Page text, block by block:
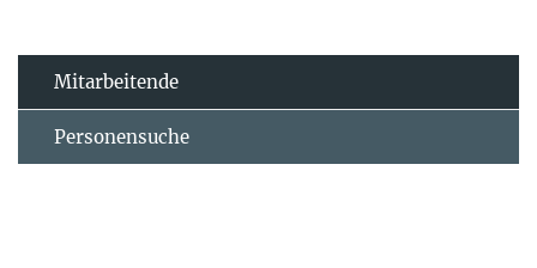
Mitarbeitende
Personensuche